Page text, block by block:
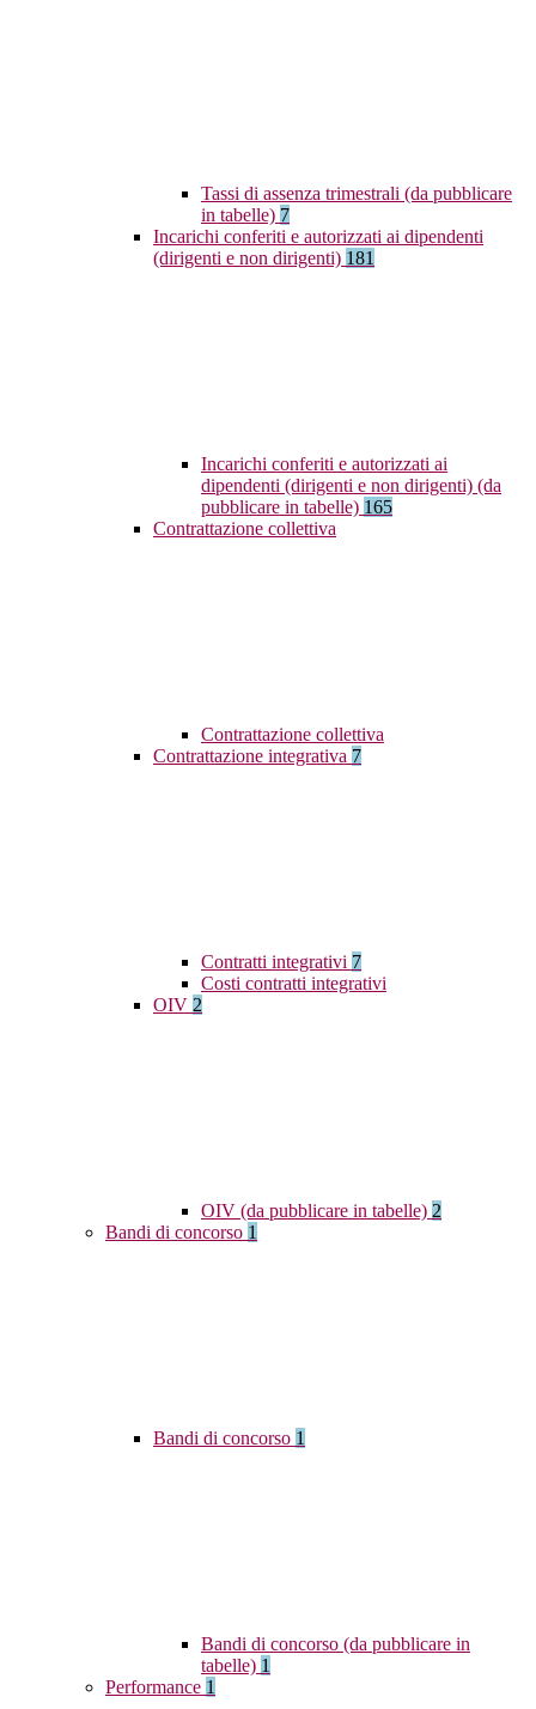
Tassi di assenza trimestrali (da pubblicare
in tabelle) 7
Incarichi conferiti e autorizzati ai dipendenti
(dirigenti e non dirigenti) 181
Incarichi conferiti e autorizzati ai
dipendenti (dirigenti e non dirigenti) (da
pubblicare in tabelle) 165
Contrattazione collettiva
Contrattazione collettiva
Contrattazione integrativa 7
Contratti integrativi 7
Costi contratti integrativi
OIV 2
OIV (da pubblicare in tabelle) 2
Bandi di concorso 1
Bandi di concorso 1
Bandi di concorso (da pubblicare in
tabelle) 1
Performance 1